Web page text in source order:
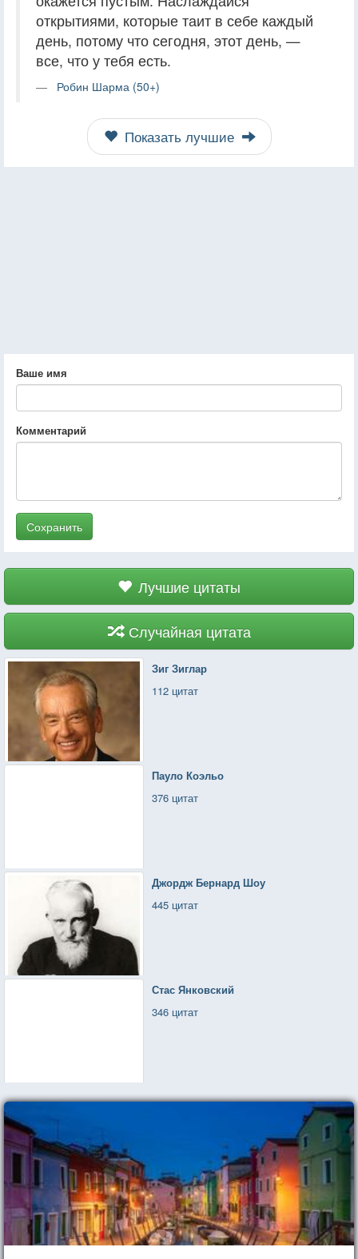
открытиями, которые таит в себе каждый
день, потому что сегодня, этот день, —
все, что у тебя есть.
Робин Шарма (50+)
Показать лучшие
Ваше имя
Комментарий
Сохранить
Лучшие цитаты
Случайная цитата
Зиг Зиглар
112 цитат
Пауло Коэльо
376 цитат
Джордж Бернард Шоу
445 цитат
Стас Янковский
346 цитат